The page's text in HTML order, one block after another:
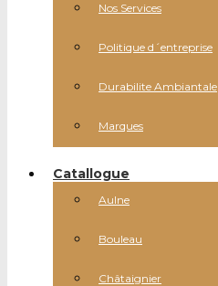
Nos Services
Politique d´entreprise
Durabilite Ambiantale
Marques
Catallogue
Aulne
Bouleau
Châtaignier